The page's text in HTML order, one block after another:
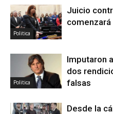
Politica
Juicio
Politica
Imputaron
dos
falsas
Desde la